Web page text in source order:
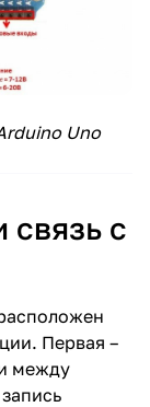
Uno
с
Первая –
между